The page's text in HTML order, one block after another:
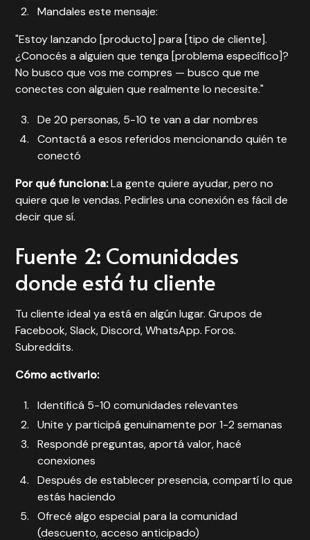
Mandales este mensaje:
"Estoy lanzando [producto] para [tipo de cliente].
¿Conocés a alguien que tenga [problema específico]?
No busco que vos me compres — busco que me
conectes con alguien que realmente lo necesite."
De 20 personas, 5-10 te van a dar nombres
Contactá a esos referidos mencionando quién te
conectó
Por qué funciona:La gente quiere ayudar, pero no
quiere que le vendas. Pedirles una conexión es fácil de
decir que sí.
Fuente 2: Comunidades
donde está tu cliente
Tu cliente ideal ya está en algún lugar. Grupos de
Facebook, Slack, Discord, WhatsApp. Foros.
Subreddits.
Cómo activarlo:
Identificá 5-10 comunidades relevantes
Unite y participá genuinamente por 1-2 semanas
Respondé preguntas, aportá valor, hacé
conexiones
Después de establecer presencia, compartí lo que
estás haciendo
Ofrecé algo especial para la comunidad
(descuento, acceso anticipado)